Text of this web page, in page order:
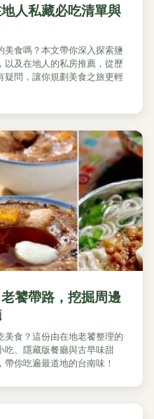
人私藏必吃清單與
食嗎？本文帶你深入探索鹽
及在地人的私房推薦，從歷
疑問，讓你規劃美食之旅更輕
饕帶路，挖掘周邊
食？這份由在地老饕整理的
吃、隱藏版餐廳與古早味甜
你吃遍最道地的台南味！